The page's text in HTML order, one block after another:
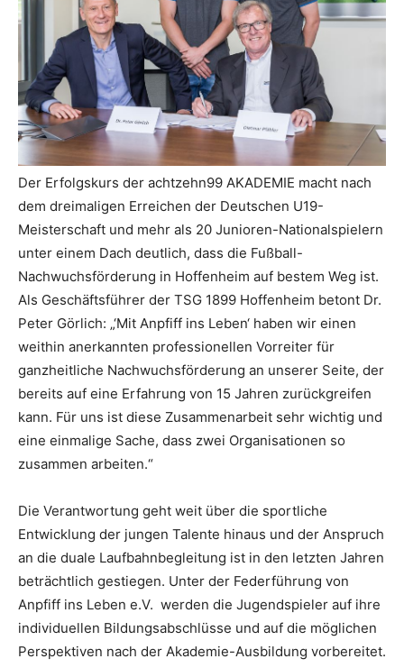
Der Erfolgskurs der achtzehn99 AKADEMIE macht nach
dem dreimaligen Erreichen der Deutschen U19-
Meisterschaft und mehr als 20 Junioren-Nationalspielern
unter einem Dach deutlich, dass die Fußball-
Nachwuchsförderung in Hoffenheim auf bestem Weg ist.
Als Geschäftsführer der TSG 1899 Hoffenheim betont Dr.
Peter Görlich: „‘Mit Anpfiff ins Leben‘ haben wir einen
weithin anerkannten professionellen Vorreiter für
ganzheitliche Nachwuchsförderung an unserer Seite, der
bereits auf eine Erfahrung von 15 Jahren zurückgreifen
kann. Für uns ist diese Zusammenarbeit sehr wichtig und
eine einmalige Sache, dass zwei Organisationen so
zusammen arbeiten.“
Die Verantwortung geht weit über die sportliche
Entwicklung der jungen Talente hinaus und der Anspruch
an die duale Laufbahnbegleitung ist in den letzten Jahren
beträchtlich gestiegen. Unter der Federführung von
Anpfiff ins Leben e.V. werden die Jugendspieler auf ihre
individuellen Bildungsabschlüsse und auf die möglichen
Perspektiven nach der Akademie-Ausbildung vorbereitet.